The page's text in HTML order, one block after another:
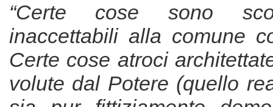
“Certe cose sono
inaccettabili alla comune
Certe cose atroci
volute dal Potere (quello